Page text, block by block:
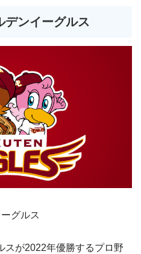
デンイーグルス
グルス
スが2022年優勝するプロ野